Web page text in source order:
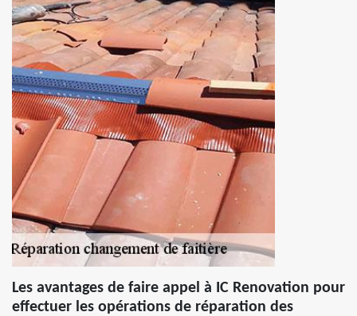
Les avantages de faire appel à IC Renovation pour
effectuer les opérations de réparation des